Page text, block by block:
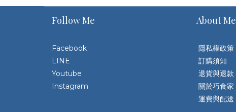
Follow Me
Facebook
LINE
Youtube
Instagram
About Me
隱私權政策
訂購須知
退貨與退款
關於巧食家
運費與配送